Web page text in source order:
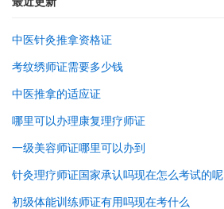
中医针灸推拿资格证
考纹绣师证需要多少钱
中医推拿的适应证
哪里可以办理康复理疗师证
一级美容师证哪里可以办到
针灸理疗师证国家承认吗现在怎么考试的呢
初级体能训练师证有用吗现在考什么